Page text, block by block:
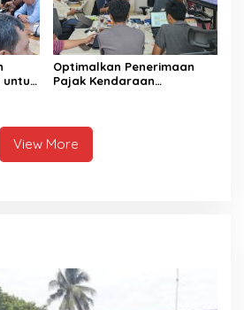
untuk
Optimalkan Penerimaan
Pajak Kendaraan
Aplikasi
View More